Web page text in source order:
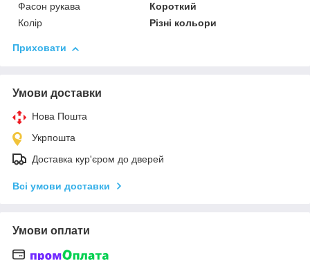
Фасон рукава
Короткий
Колір
Різні кольори
Приховати
Умови доставки
Нова Пошта
Укрпошта
Доставка кур'єром до дверей
Всі умови доставки
Умови оплати